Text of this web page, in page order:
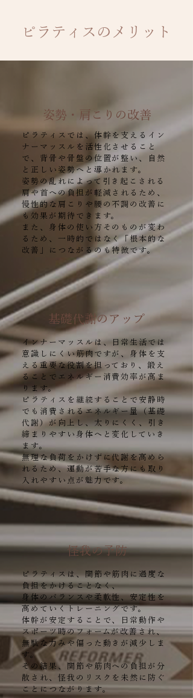
ピラティスのメリット
姿勢・肩こりの改善
ピラティスでは、体幹を支えるイン
ナーマッスルを活性化させること
で、背骨や骨盤の位置が整い、自然
と正しい姿勢へと導かれます。
姿勢の乱れによって引き起こされる
肩や首への負担が軽減されるため、
慢性的な肩こりや腰の不調の改善に
も効果が期待できます。
また、身体の使い方そのものが変わ
るため、一時的ではなく「根本的な
改善」につながるのも特徴です。
基礎代謝のアップ
インナーマッスルは、日常生活では
意識しにくい筋肉ですが、身体を支
える重要な役割を担っており、鍛え
ることでエネルギー消費効率が高ま
ります。
ピラティスを継続することで安静時
でも消費されるエネルギー量（基礎
代謝）が向上し、太りにくく、引き
締まりやすい身体へと変化していき
ます。
無理な負荷をかけずに代謝を高めら
れるため、運動が苦手な方にも取り
入れやすい点が魅力です。​
怪我の予防
ピラティスは、関節や筋肉に過度な
負担をかけることなく、
身体のバランスや柔軟性、安定性を
高めていくトレーニングです。
体幹が安定することで、日常動作や
スポーツ時のフォームが改善され、
無駄な力みや偏った動きが減少しま
す。
その結果、関節や筋肉への負担が分
散され、怪我のリスクを未然に防ぐ
ことにつながります。